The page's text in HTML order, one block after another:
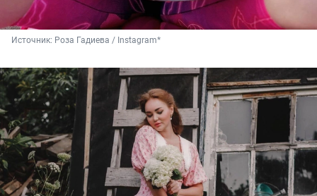
Источник: Роза Гадиева / Instagram*